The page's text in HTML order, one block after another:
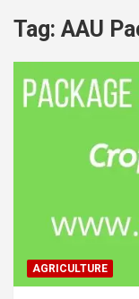
Tag: AAU
AGRICULTURE